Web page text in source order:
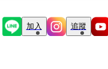
加入 追蹤